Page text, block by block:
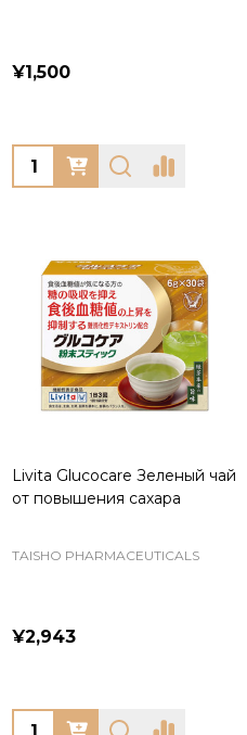
¥1,500
Quantity:
Livita Glucocare Зеленый чай
от повышения сахара
TAISHO PHARMACEUTICALS
¥2,943
Quantity: